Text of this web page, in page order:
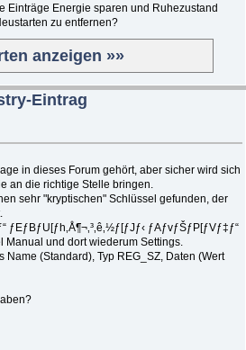
Einträge Energie sparen und Ruhezustand
zu entfernen?
anzeigen »»
Eintrag
in dieses Forum gehört, aber sicher wird sich
an die richtige Stelle bringen.
sehr "kryptischen" Schlüssel gefunden, der
ƒAƒvƒŠƒP[ƒVƒ‡ƒ“
und dort wiederum Settings.
Name (Standard), Typ REG_SZ, Daten (Wert